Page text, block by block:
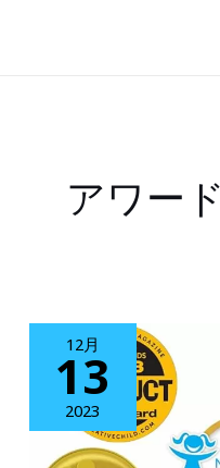
アワード
12月
13
2023